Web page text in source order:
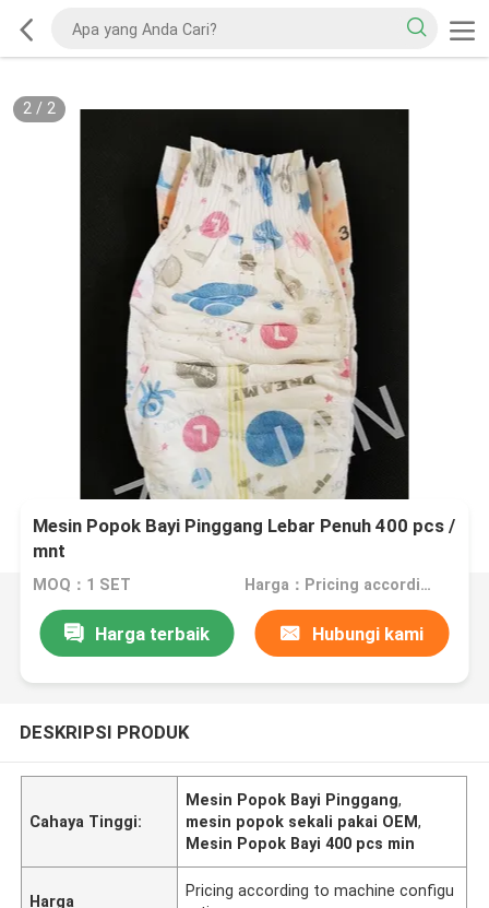
2/ 2
Mesin Popok Bayi Pinggang Lebar Penuh 400 pcs /
mnt
MOQ：1 SET Harga：Pricing according to machine configuration
Harga terbaik Hubungi kami
DESKRIPSI PRODUK
Cahaya Tinggi:
Mesin Popok Bayi Pinggang,
mesin popok sekali pakai OEM,
Mesin Popok Bayi 400 pcs min
Harga
Pricing according to machine configu